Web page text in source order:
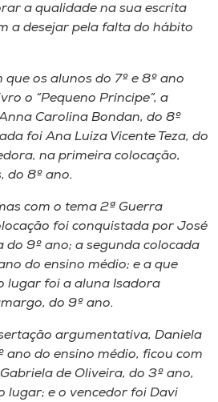
a qualidade na sua escrita
a desejar pela falta do hábito
que os alunos do 7º e 8º ano
o “Pequeno Príncipe”, a
Carolina Bondan, do 8º
foi Ana Luiza Vicente Teza, do
na primeira colocação,
do 8º ano.
com o tema 2ª Guerra
foi conquistada por José
do 9º ano; a segunda colocada
do ensino médio; e a que
lugar foi a aluna Isadora
do 9º ano.
argumentativa, Daniela
ano do ensino médio, ficou com
de Oliveira, do 3º ano,
lugar; e o vencedor foi Davi